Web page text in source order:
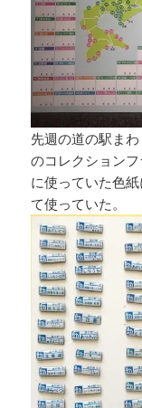
先週の道の駅ま
のコレクション
に使っていた色
て使っていた。